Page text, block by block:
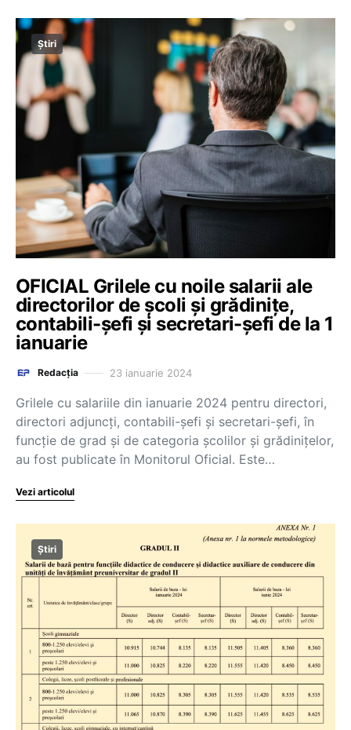
Știri
OFICIAL Grilele cu noile salarii ale
directorilor de școli și grădinițe,
contabili-șefi și secretari-șefi de la 1
ianuarie
Redacția 23 ianuarie 2024
Grilele cu salariile din ianuarie 2024 pentru directori,
directori adjuncți, contabili-șefi și secretari-șefi, în
funcție de grad și de categoria școlilor și grădinițelor,
au fost publicate în Monitorul Oficial. Este…
Vezi articolul
Știri